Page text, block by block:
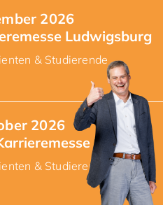
2026
Ludwigsburg
& Studierende
2026
Kehl
& Studierende